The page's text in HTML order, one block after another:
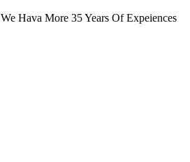
We Hava More 35 Years Of Expeiences